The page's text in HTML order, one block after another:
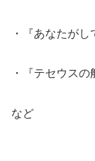
・『あなたがし
・『テセウスの
など